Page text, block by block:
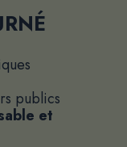
publics
et